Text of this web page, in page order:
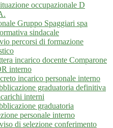
occupazionale D
Gruppo Spaggiari spa
sindacale
percorsi di formazione
incarico docente Comparone
interno
incarico personale interno
graduatoria definitiva
interni
graduatoria
personale interno
di selezione conferimento